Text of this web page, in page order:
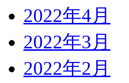
2022年4月
2022年3月
2022年2月